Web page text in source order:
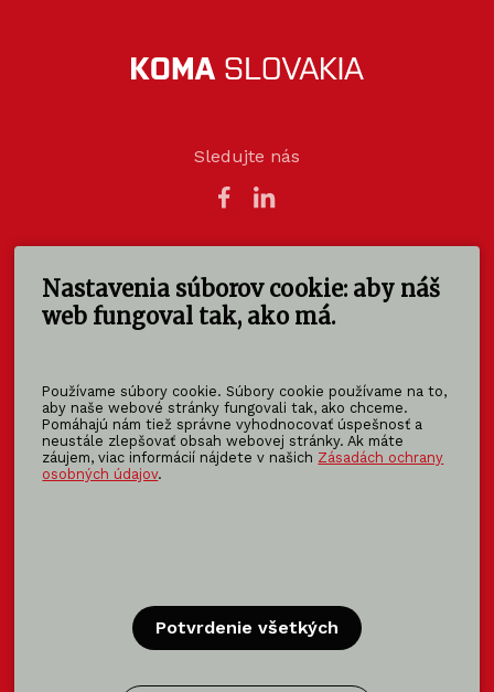
Nastavenia súborov cookie: aby náš
web fungoval tak, ako má.
Používame súbory cookie. Súbory cookie používame na to,
aby naše webové stránky fungovali tak, ako chceme.
Pomáhajú nám tiež správne vyhodnocovať úspešnosť a
neustále zlepšovať obsah webovej stránky. Ak máte
záujem, viac informácií nájdete v našich Zásadách ochrany
osobných údajov.
Potvrdenie všetkých
Sledujte nás
KOMA SLOVAKIA s.r.o.
Štúrova 140
949 01 Nitra - Mlynárce
info@koma-slovakia.sk
+ 421 37 6518 325
Patríme do rodiny KOMA FAMILY